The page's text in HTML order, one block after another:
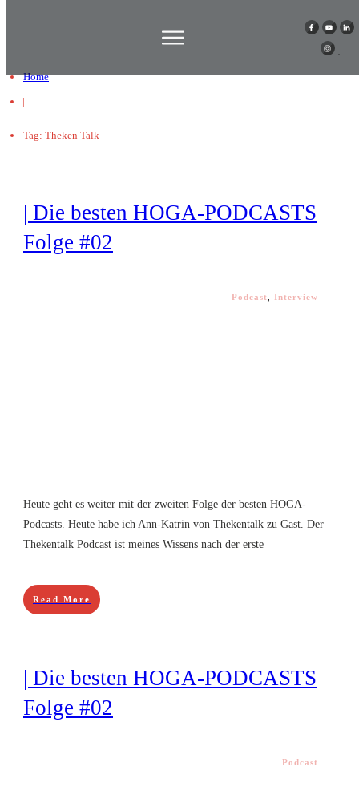
Home
|
Tag: Theken Talk
| Die besten HOGA-PODCASTS
Folge #02
Podcast Interview
Heute geht es weiter mit der zweiten Folge der besten HOGA-
Podcasts. Heute habe ich Ann-Katrin von Thekentalk zu Gast. Der
Thekentalk Podcast ist meines Wissens nach der erste
Read More
| Die besten HOGA-PODCASTS
Folge #02
Podcast